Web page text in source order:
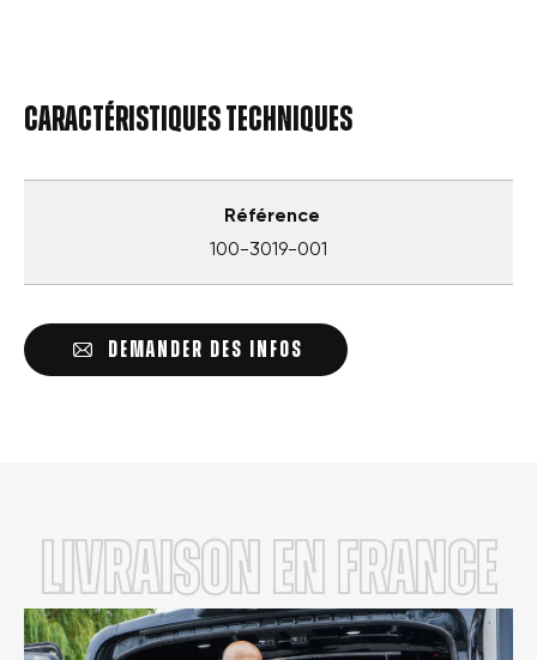
Caractéristiques techniques
Référence
100-3019-001
DEMANDER DES INFOS
LIVRAISON en FRANCE